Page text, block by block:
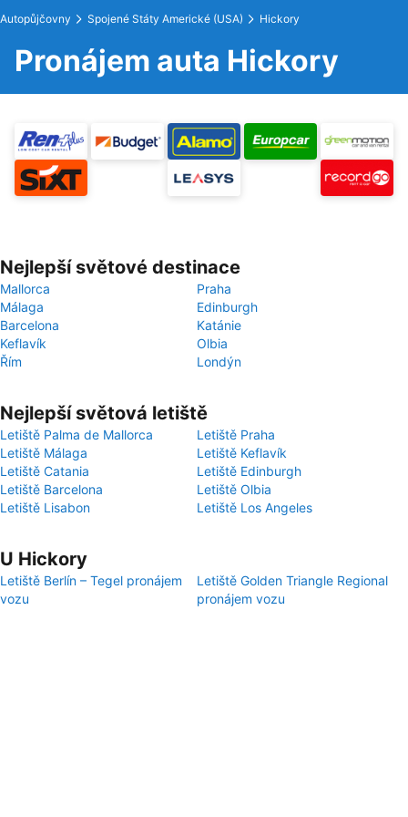
Autopůjčovny Spojené Státy Americké (USA) Hickory
Pronájem auta Hickory
Nejlepší světové destinace
Mallorca
Praha
Málaga
Edinburgh
Barcelona
Katánie
Keflavík
Olbia
Řím
Londýn
Nejlepší světová letiště
Letiště Palma de Mallorca
Letiště Praha
Letiště Málaga
Letiště Keflavík
Letiště Catania
Letiště Edinburgh
Letiště Barcelona
Letiště Olbia
Letiště Lisabon
Letiště Los Angeles
U Hickory
Letiště Berlín – Tegel pronájem
vozu
Letiště Golden Triangle Regional
pronájem vozu